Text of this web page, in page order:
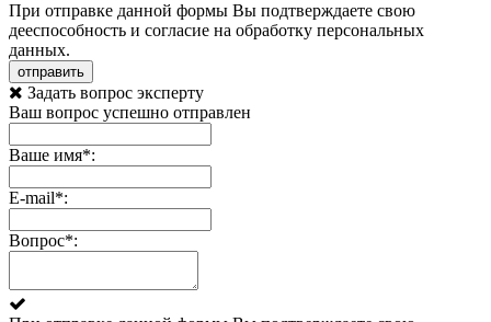
При отправке данной формы Вы подтверждаете свою
дееспособность и согласие на обработку персональных
данных.
отправить
Задать вопрос эксперту
Ваш вопрос успешно отправлен
Ваше имя*:
E-mail*:
Вопрос*: